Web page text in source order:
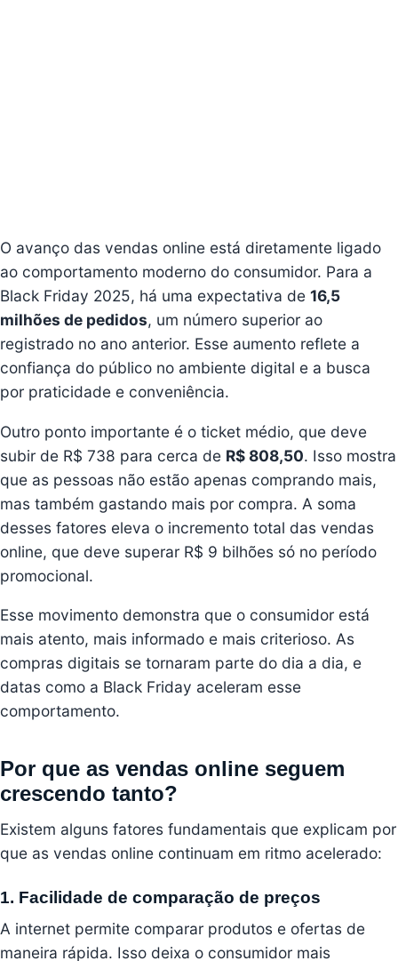
O avanço das vendas online está diretamente ligado
ao comportamento moderno do consumidor. Para a
Black Friday 2025, há uma expectativa de 16,5
milhões de pedidos, um número superior ao
registrado no ano anterior. Esse aumento reflete a
confiança do público no ambiente digital e a busca
por praticidade e conveniência.
Outro ponto importante é o ticket médio, que deve
subir de R$ 738 para cerca de R$ 808,50. Isso mostra
que as pessoas não estão apenas comprando mais,
mas também gastando mais por compra. A soma
desses fatores eleva o incremento total das vendas
online, que deve superar R$ 9 bilhões só no período
promocional.
Esse movimento demonstra que o consumidor está
mais atento, mais informado e mais criterioso. As
compras digitais se tornaram parte do dia a dia, e
datas como a Black Friday aceleram esse
comportamento.
Por que as vendas online seguem
crescendo tanto?
Existem alguns fatores fundamentais que explicam por
que as vendas online continuam em ritmo acelerado:
1. Facilidade de comparação de preços
A internet permite comparar produtos e ofertas de
maneira rápida. Isso deixa o consumidor mais